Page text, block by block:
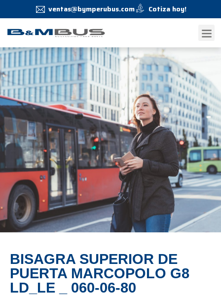
ventas@bymperubus.com Cotiza hoy!
PRODUCTO
BISAGRA SUPERIOR DE
PUERTA MARCOPOLO G8
LD_LE _ 060-06-80